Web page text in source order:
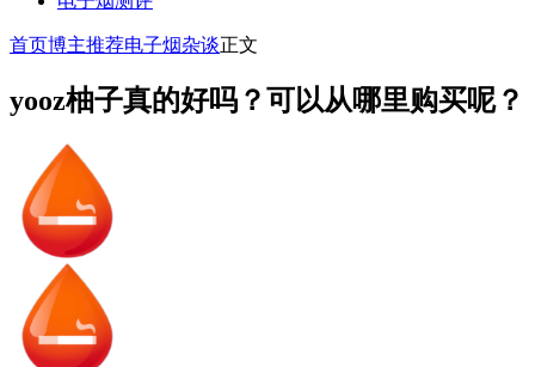
首页博主推荐电子烟杂谈正文
yooz柚子真的好吗？可以从哪里购买呢？